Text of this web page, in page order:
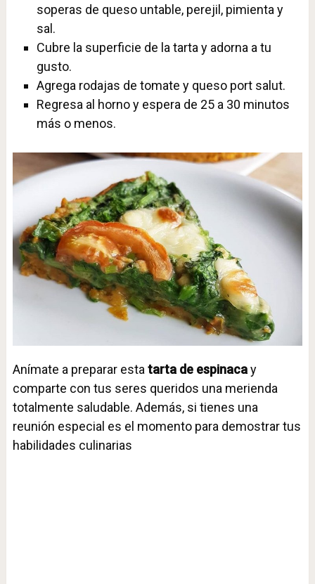
soperas de queso untable, perejil, pimienta y
sal.
Cubre la superficie de la tarta y adorna a tu
gusto.
Agrega rodajas de tomate y queso port salut.
Regresa al horno y espera de 25 a 30 minutos
más o menos.
Anímate a preparar estatarta de espinacay
comparte con tus seres queridos una merienda
totalmente saludable. Además, si tienes una
reunión especial es el momento para demostrar tus
habilidades culinarias